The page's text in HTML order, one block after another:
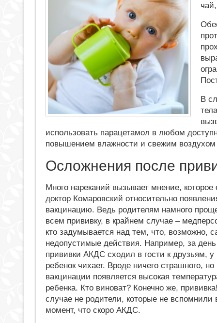
В
использовать парацетамол в любом
повышением влажности и свежим
Осложнения после
Много нареканий вызывает мнение, которое
доктор Комаровский относительно
вакцинацию. Ведь родителям намного
всем прививку, в крайнем случае –
кто задумывается над тем, что, возможно,
недопустимые действия. Например, за
прививки АКДС сходил в гости к друзьям, у
ребенок чихает. Вроде ничего страшного, но
вакцинации появляется высокая
ребенка. Кто виноват? Конечно же,
случае не родители, которые не вспомнили
момент, что скоро АКДС.